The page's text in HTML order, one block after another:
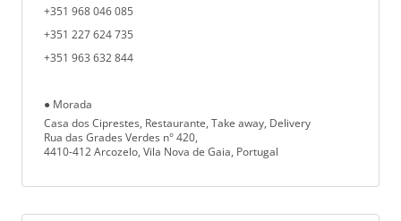
+351 968 046 085
+351 227 624 735
+351 963 632 844
● Morada
Casa dos Ciprestes, Restaurante, Take away, Delivery
Rua das Grades Verdes n° 420,
4410-412 Arcozelo, Vila Nova de Gaia, Portugal